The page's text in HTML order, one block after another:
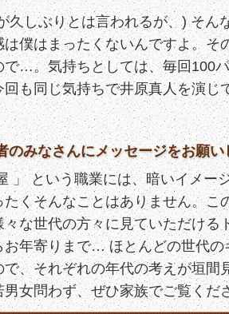
久しぶりとは言われるが、) そん
は僕はまったくないんですよ。そ
で…。気持ちとしては、毎回100
回も同じ気持ちで井原真人を演じ
のみなさんにメッセージをお願い
」 という職業には、暗いイメー
たくそんなことはありません。こ
々な世代の方々に見ていただける
お年寄りまで… ほとんどの世代の
で、それぞれの年代の考えが垣間
男女問わず、ぜひ家族でご覧くだ